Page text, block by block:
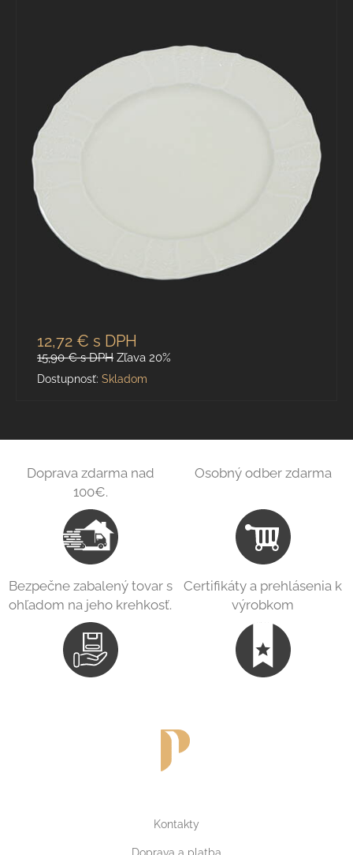
12,72 € s DPH
15,90 €s DPH Zľava 20%
Dostupnosť: Skladom
Doprava zdarma nad
100€.
Osobný odber zdarma
Bezpečne zabalený tovar s
ohľadom na jeho krehkosť.
Certifikáty a prehlásenia k
výrobkom
Kontakty